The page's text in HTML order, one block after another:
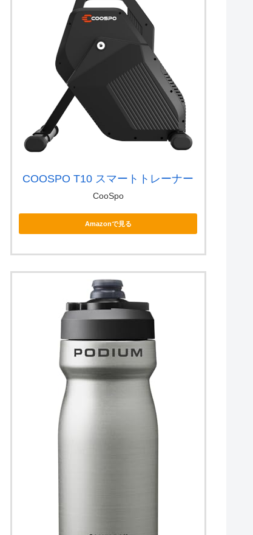
COOSPO T10 スマートトレーナー
CooSpo
Amazonで見る